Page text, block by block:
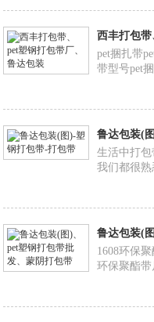
西丰打包
pet捆扎带
带型号pet
鲁达包装(
生活中打
我们都很
鲁达包装(
带
1608环保
环保聚酯带